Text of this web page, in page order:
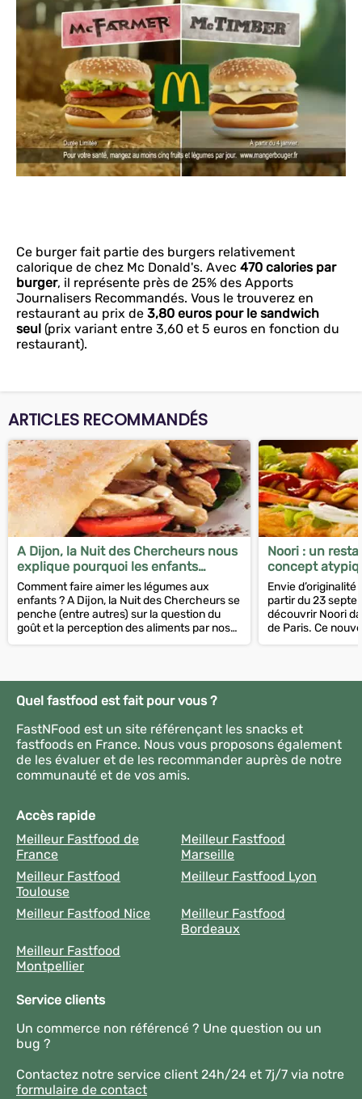
Ce burger fait partie des burgers relativement
calorique de chez Mc Donald's. Avec 470 calories par
burger, il représente près de 25% des Apports
Journalisers Recommandés. Vous le trouverez en
restaurant au prix de 3,80 euros pour le sandwich
seul (prix variant entre 3,60 et 5 euros en fonction du
restaurant).
ARTICLES RECOMMANDÉS
A Dijon, la Nuit des Chercheurs nous
explique pourquoi les enfants
préfèrent les frites aux épinards
Comment faire aimer les légumes aux
enfants ? A Dijon, la Nuit des Chercheurs se
penche (entre autres) sur la question du
goût et la perception des aliments par nos
bambins.
Noori : un
concept
tacosushi
Envie
partir du 23
découvrir Noori
de Paris. Ce
imaginé par Axel
Quel fastfood est fait pour vous ?
FastNFood est un site référençant les snacks et
fastfoods en France. Nous vous proposons également
de les évaluer et de les recommander auprès de notre
communauté et de vos amis.
Accès rapide
Meilleur Fastfood de
France
Meilleur Fastfood
Marseille
Meilleur Fastfood
Toulouse
Meilleur Fastfood Lyon
Meilleur Fastfood Nice
Meilleur Fastfood
Bordeaux
Meilleur Fastfood
Montpellier
Service clients
Un commerce non référencé ? Une question ou un
bug ?
Contactez notre service client 24h/24 et 7j/7 via notre
formulaire de contact